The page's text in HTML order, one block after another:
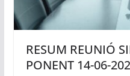
RESUM REUNIÓ
PONENT 14-06-